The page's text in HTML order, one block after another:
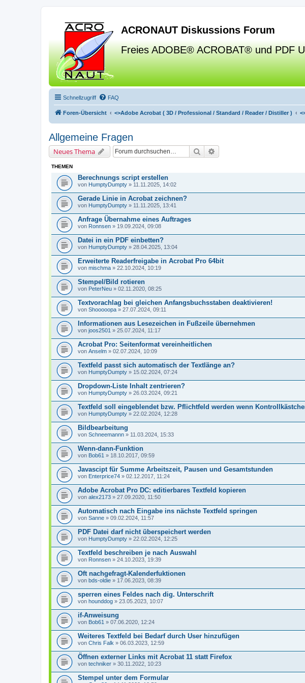
ACRONAUT Diskussions Forum
Freies ADOBE® ACROBAT® und PDF
Schnellzugriff FAQ
Foren-Übersicht <>Adobe Acrobat ( 3D / Professional / Standard / Reader / Distiller )
Allgemeine Fragen
Neues Thema Suche
THEMEN
Berechnungs script erstellen
von HumptyDumpty » 11.11.2025, 14:02
Gerade Linie in Acrobat zeichnen?
von HumptyDumpty » 11.11.2025, 13:41
Anfrage Übernahme eines Auftrages
von Ronnsen » 19.09.2024, 09:08
Datei in ein PDF einbetten?
von HumptyDumpty » 28.04.2025, 13:04
Erweiterte Readerfreigabe in Acrobat Pro 64bit
von mischma » 22.10.2024, 10:19
Stempel/Bild rotieren
von PeterNeu » 02.11.2020, 08:25
Textvorachlag bei gleichen Anfangsbuchsstaben deaktivieren!
von Shooooopa » 27.07.2024, 09:11
Informationen aus Lesezeichen in Fußzeile übernehmen
von joos2501 » 25.07.2024, 11:17
Acrobat Pro: Seitenformat vereinheitlichen
von Anselm » 02.07.2024, 10:09
Textfeld passt sich automatisch der Textlänge an?
von HumptyDumpty » 15.02.2024, 07:24
Dropdown-Liste Inhalt zentrieren?
von HumptyDumpty » 26.03.2024, 09:21
Textfeld soll eingeblendet bzw. Pflichtfeld werden wenn
von HumptyDumpty » 22.02.2024, 12:28
Bildbearbeitung
von Schneemannn » 11.03.2024, 15:33
Wenn-dann-Funktion
von Bob61 » 18.10.2017, 09:59
Javascipt für Summe Arbeitszeit, Pausen und Gesamtstunden
von Enterprice74 » 02.12.2017, 11:24
Adobe Acrobat Pro DC: editierbares Textfeld kopieren
von alex2173 » 27.09.2020, 11:50
Automatisch nach Eingabe ins nächste Textfeld springen
von Sanne » 09.02.2024, 11:57
PDF Datei darf nicht überspeichert werden
von HumptyDumpty » 22.02.2024, 12:25
Textfeld beschreiben je nach Auswahl
von Ronnsen » 24.10.2023, 19:39
Oft nachgefragt-Kalenderfuktionen
von bds-oldie » 17.06.2023, 08:39
sperren eines Feldes nach dig. Unterschrift
von hounddog » 23.05.2023, 10:07
if-Anweisung
von Bob61 » 07.06.2020, 12:24
Weiteres Textfeld bei Bedarf durch User hinzufügen
von Chris Falk » 06.03.2023, 12:59
Öffnen externer Links mit Acrobat 11 statt Firefox
von techniker » 30.11.2022, 10:23
Stempel unter dem Formular